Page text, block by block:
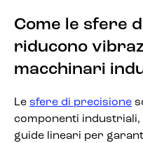
Come le sfere
riducono
macchinari
Le sfere di precisione
componenti industriali,
guide lineari per